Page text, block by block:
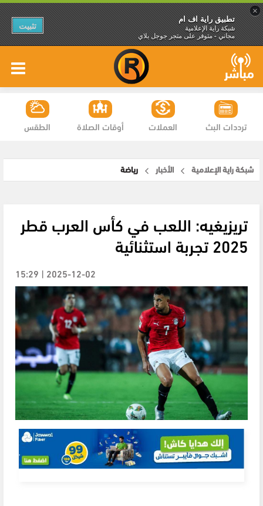
×
تطبيق راية اف ام
شبكة راية الإعلامية
مجاني - متوفر على متجر جوجل بلاي
تثبيت
الطقس أوقات الصلاة العملات ترددات البث
شبكة راية الإعلامية الأخبار رياضة
تريزيغيه: اللعب في كأس العرب قطر
2025 تجربة استثنائية
2025-12-02 | 15:29